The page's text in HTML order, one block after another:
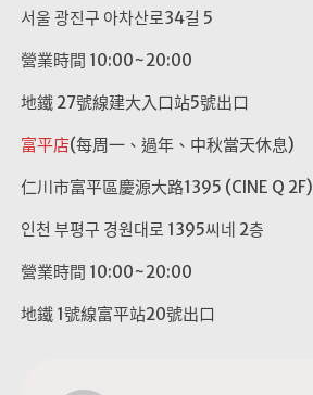
서울 광진구 아차산로34길 5
營業時間 10:00~20:00
地鐵 27號線建大入口站5號出口
富平店(每周一、過年、中秋當天休息)
仁川市富平區慶源大路1395 (CINE Q 2F)
인천 부평구 경원대로 1395씨네 2층
營業時間 10:00~20:00
地鐵 1號線富平站20號出口